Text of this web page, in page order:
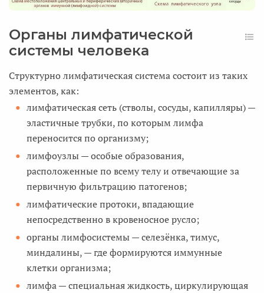
Органы лимфатической
системы человека
Структурно лимфатическая система состоит из таких
элементов, как:
лимфатическая сеть (стволы, сосуды, капилляры) —
эластичные трубки, по которым лимфа
переносится по организму;
лимфоузлы — особые образования,
расположенные по всему телу и отвечающие за
первичную фильтрацию патогенов;
лимфатические протоки, впадающие
непосредственно в кровеносное русло;
органы лимфосистемы — селезёнка, тимус,
миндалины, — где формируются иммунные
клетки организма;
лимфа — специальная жидкость, циркулирующая